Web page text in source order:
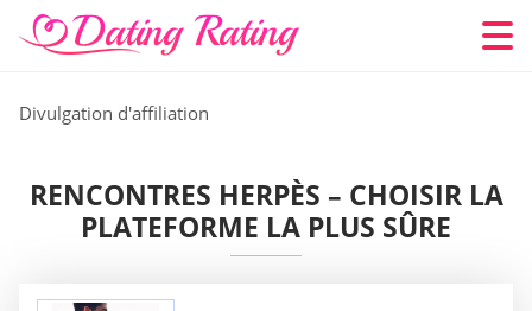
Divulgation d'affiliation
RENCONTRES HERPÈS – CHOISIR LA
PLATEFORME LA PLUS SÛRE